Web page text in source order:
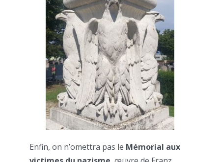
Enfin, on n’omettra pas le Mémorial aux